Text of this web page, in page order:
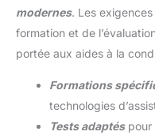
modernes. Les
formation et de
portée aux aides à la
Formations
technologies
Tests adaptéspour